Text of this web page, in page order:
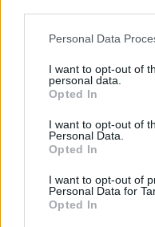
Please note that this
not limited to your visit
grant or deny consent to
use your data for below
consent section.
Personal Data
I want to opt-out of
personal data.
Opted In
I want to opt-out of
Personal Data.
Opted In
I want to opt-out of
Personal Data for
Opted In